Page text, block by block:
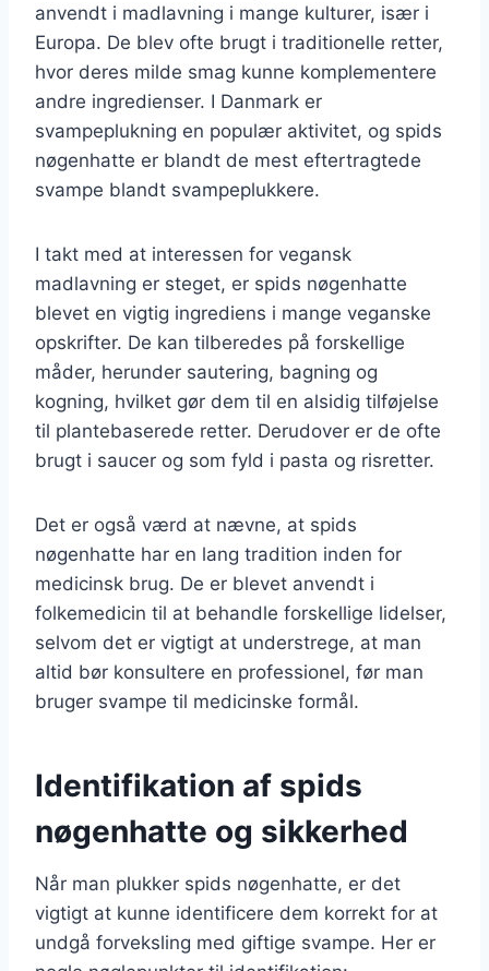
anvendt i madlavning i mange kulturer, især i
Europa. De blev ofte brugt i traditionelle retter,
hvor deres milde smag kunne komplementere
andre ingredienser. I Danmark er
svampeplukning en populær aktivitet, og spids
nøgenhatte er blandt de mest eftertragtede
svampe blandt svampeplukkere.
I takt med at interessen for vegansk
madlavning er steget, er spids nøgenhatte
blevet en vigtig ingrediens i mange veganske
opskrifter. De kan tilberedes på forskellige
måder, herunder sautering, bagning og
kogning, hvilket gør dem til en alsidig tilføjelse
til plantebaserede retter. Derudover er de ofte
brugt i saucer og som fyld i pasta og risretter.
Det er også værd at nævne, at spids
nøgenhatte har en lang tradition inden for
medicinsk brug. De er blevet anvendt i
folkemedicin til at behandle forskellige lidelser,
selvom det er vigtigt at understrege, at man
altid bør konsultere en professionel, før man
bruger svampe til medicinske formål.
Identifikation af spids
nøgenhatte og sikkerhed
Når man plukker spids nøgenhatte, er det
vigtigt at kunne identificere dem korrekt for at
undgå forveksling med giftige svampe. Her er